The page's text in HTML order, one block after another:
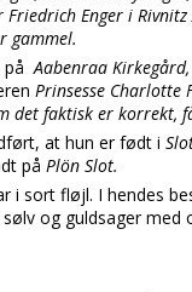
Friedrich Enger i
gammel.
i påAabenraa
Prinsesse Charlotte
det faktisk er korrekt,
at hun er født i
på Plön Slot.
i sort fløjl. I hendes
og guldsager med